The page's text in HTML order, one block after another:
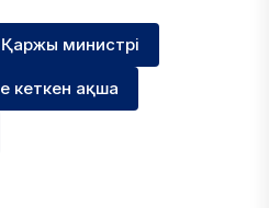
Қаржы министрі
кеткен ақша